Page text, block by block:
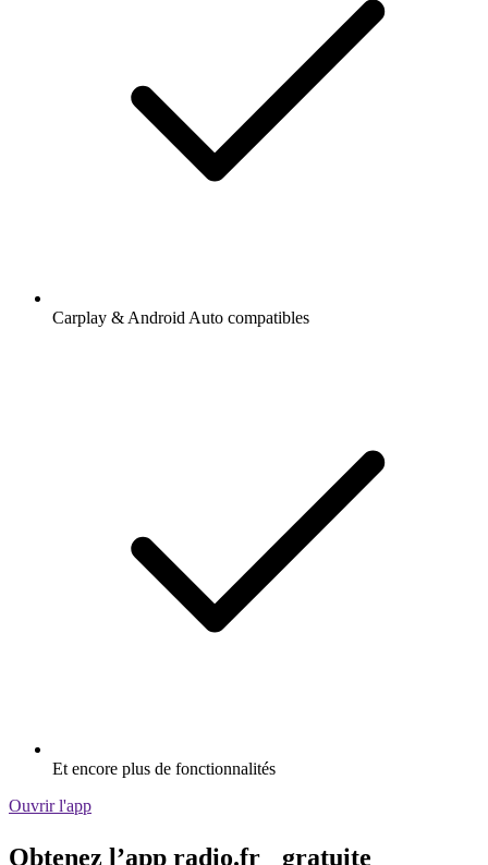
Carplay & Android Auto compatibles
Et encore plus de fonctionnalités
Ouvrir l'app
Obtenez l’app radio.fr gratuite